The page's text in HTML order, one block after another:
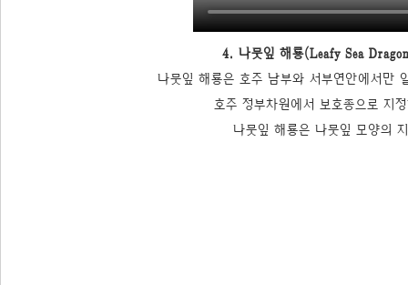
4. 나뭇잎 해룡(Leafy Sea
나뭇잎 해룡은 호주 남부와 서부연안에서만
호주 정부차원에서 보호종으로 지
나뭇잎 해룡은 나뭇잎 모양의